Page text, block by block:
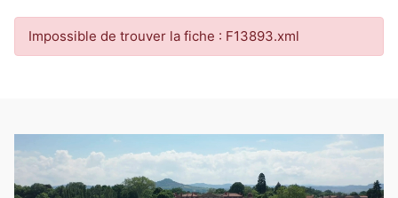
Impossible de trouver la fiche : F13893.xml